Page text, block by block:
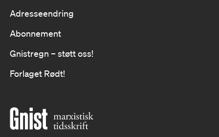
Adresseendring
Abonnement
Gnistregn – støtt oss!
Forlaget Rødt!